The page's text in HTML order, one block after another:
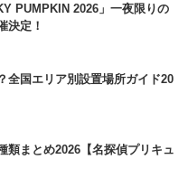
PUMPKIN 2026」一夜限りの
決定！
全国エリア別設置場所ガイド20
類まとめ2026【名探偵プリキュ